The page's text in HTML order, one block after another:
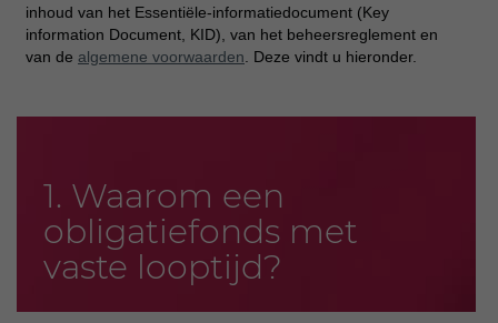
inhoud van het Essentiële-informatiedocument (Key
information Document, KID), van het beheersreglement en
van de algemene voorwaarden . Deze vindt u hieronder.
1. Waarom een
obligatiefonds met
vaste looptijd?